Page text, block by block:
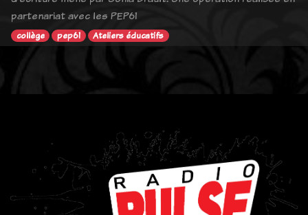
partenariat avec les PEP61
collège pep61 Ateliers éducatifs